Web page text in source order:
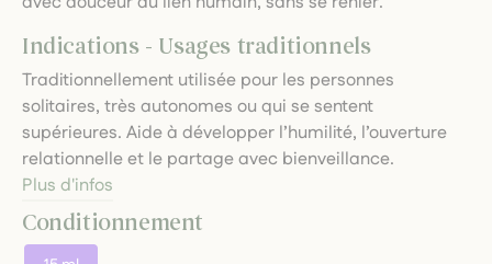
Indications - Usages traditionnels
Traditionnellement utilisée pour les personnes
solitaires, très autonomes ou qui se sentent
supérieures. Aide à développer l’humilité, l’ouverture
relationnelle et le partage avec bienveillance.
Plus d'infos
Conditionnement